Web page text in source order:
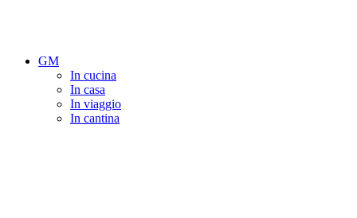
GM
In cucina
In casa
In viaggio
In cantina